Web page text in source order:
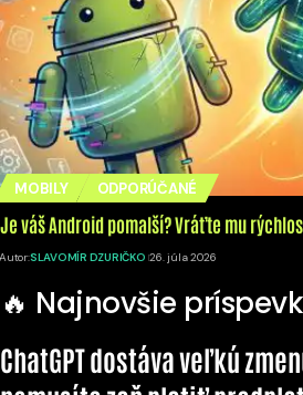
MOBILY ODPORÚČANÉ
Je váš Android pomalší? Vráťte mu
Autor:SLAVOMÍR DZURIČKO 26. júla 2026
🔥 Najnovšie
ChatGPT dostáva veľkú